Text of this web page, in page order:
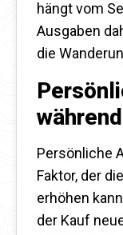
hängt vom
Ausgaben
die
Persönliche
Faktor, der
erhöhen
der Kauf